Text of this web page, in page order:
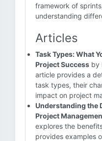
framework of
understanding
Articles
Task Types: What
Project Success by
article provides a
task types, their
impact on project
Understanding the
Project
explores the
provides examples